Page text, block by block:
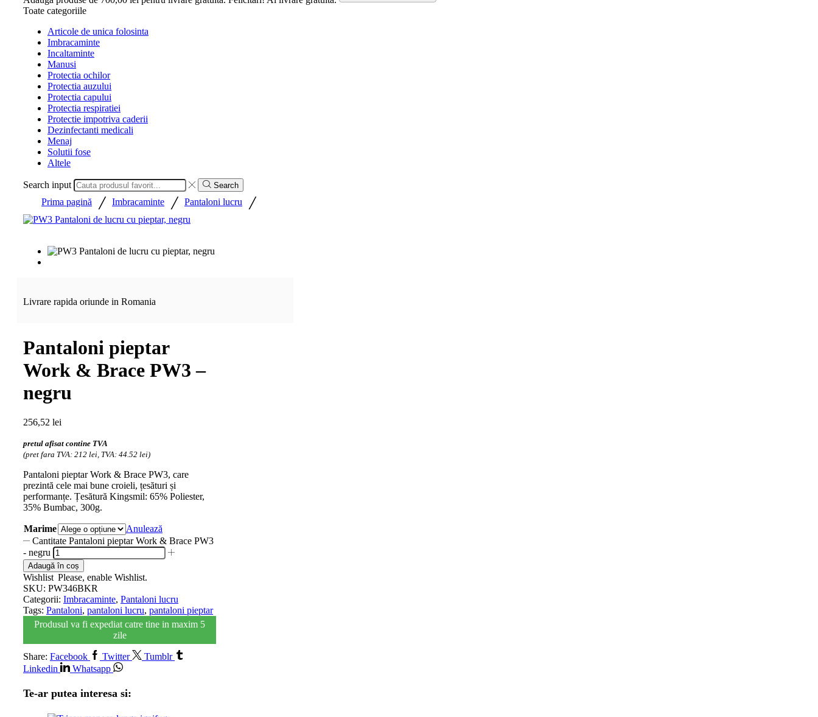
Toate categoriile
Articole de unica folosinta
Imbracaminte
Incaltaminte
Manusi
Protectia ochilor
Protectia auzului
Protectia capului
Protectia respiratiei
Protectie impotriva caderii
Dezinfectanti medicali
Menaj
Solutii fose
Altele
Search input Search
Prima pagină / Imbracaminte / Pantaloni lucru /
Livrare rapida oriunde in Romania
Pantaloni pieptar
Work & Brace PW3 –
negru
256,52 lei
pretul afisat contine TVA
(pret fara TVA: 212 lei, TVA: 44.52 lei)
Pantaloni pieptar Work & Brace PW3, care
prezintă cele mai bune croieli, țesături și
performanțe. Țesătură Kingsmil: 65% Poliester,
35% Bumbac, 300g.
Marime
Anulează
Cantitate Pantaloni pieptar Work & Brace PW3
- negru
Adaugă în coș
Wishlist Please, enable Wishlist.
SKU: PW346BKR
Categorii: Imbracaminte, Pantaloni lucru
Tags: Pantaloni, pantaloni lucru, pantaloni pieptar
Produsul va fi expediat catre tine in maxim 5
zile
Share: Facebook Twitter
Tumblr
Linkedin
Whatsapp
Te-ar putea interesa si: